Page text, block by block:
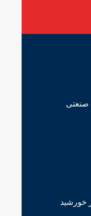
صنعتی